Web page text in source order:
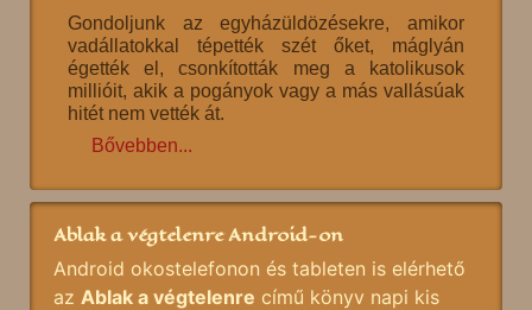
Gondoljunk az egyházüldözésekre, amikor
vadállatokkal tépették szét őket, máglyán
égették el, csonkították meg a katolikusok
millióit, akik a pogányok vagy a más vallásúak
hitét nem vették át.
Bővebben...
Ablak a végtelenre Android-on
Android okostelefonon és tableten is elérhető
az Ablak a végtelenre című könyv napi kis